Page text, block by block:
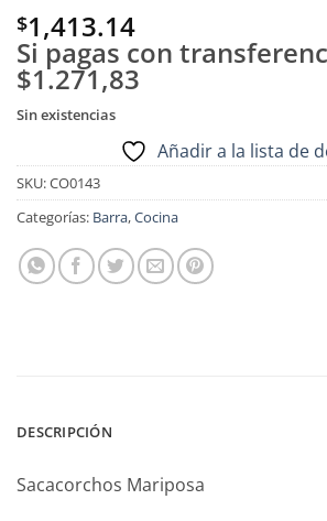
$1,413.14
Si pagas con
$1.271,83
Sin existencias
Añadir a la lista de
SKU:CO0143
Categorías: Barra,Cocina
DESCRIPCIÓN
Sacacorchos Mariposa